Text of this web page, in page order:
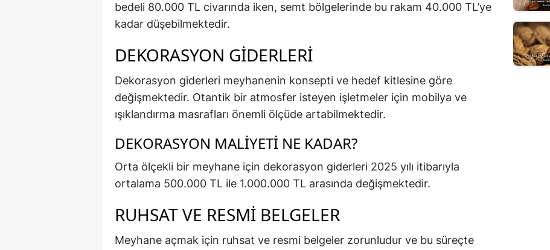
bedeli 80.000 TL civarında iken, semt bölgelerinde bu rakam 40.000 TL’ye
kadar düşebilmektedir.
DEKORASYON GIDERLERI
Dekorasyon giderleri meyhanenin konsepti ve hedef kitlesine göre
değişmektedir. Otantik bir atmosfer isteyen işletmeler için mobilya ve
ışıklandırma masrafları önemli ölçüde artabilmektedir.
DEKORASYON MALIYETI NE KADAR?
Orta ölçekli bir meyhane için dekorasyon giderleri 2025 yılı itibarıyla
ortalama 500.000 TL ile 1.000.000 TL arasında değişmektedir.
RUHSAT VE RESMI BELGELER
Meyhane açmak için ruhsat ve resmi belgeler zorunludur ve bu süreçte